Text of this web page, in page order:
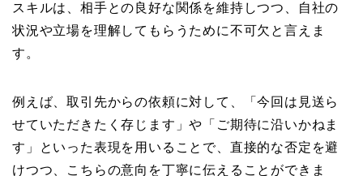
スキルは、相手との良好な関係を維持しつつ、自社の
状況や立場を理解してもらうために不可欠と言えま
す。
例えば、取引先からの依頼に対して、「今回は見送ら
せていただきたく存じます」や「ご期待に沿いかねま
す」といった表現を用いることで、直接的な否定を避
けつつ、こちらの意向を丁寧に伝えることができま